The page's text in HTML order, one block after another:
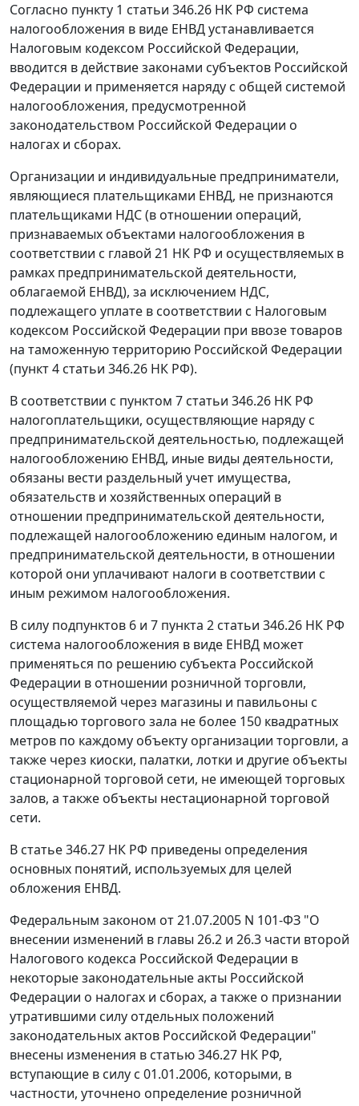
Согласно пункту 1 статьи 346.26 НК РФ система
налогообложения в виде ЕНВД устанавливается
Налоговым кодексом Российской Федерации,
вводится в действие законами субъектов Российской
Федерации и применяется наряду с общей системой
налогообложения, предусмотренной
законодательством Российской Федерации о
налогах и сборах.
Организации и индивидуальные предприниматели,
являющиеся плательщиками ЕНВД, не признаются
плательщиками НДС (в отношении операций,
признаваемых объектами налогообложения в
соответствии с главой 21 НК РФ и осуществляемых в
рамках предпринимательской деятельности,
облагаемой ЕНВД), за исключением НДС,
подлежащего уплате в соответствии с Налоговым
кодексом Российской Федерации при ввозе товаров
на таможенную территорию Российской Федерации
(пункт 4 статьи 346.26 НК РФ).
В соответствии с пунктом 7 статьи 346.26 НК РФ
налогоплательщики, осуществляющие наряду с
предпринимательской деятельностью, подлежащей
налогообложению ЕНВД, иные виды деятельности,
обязаны вести раздельный учет имущества,
обязательств и хозяйственных операций в
отношении предпринимательской деятельности,
подлежащей налогообложению единым налогом, и
предпринимательской деятельности, в отношении
которой они уплачивают налоги в соответствии с
иным режимом налогообложения.
В силу подпунктов 6 и 7 пункта 2 статьи 346.26 НК РФ
система налогообложения в виде ЕНВД может
применяться по решению субъекта Российской
Федерации в отношении розничной торговли,
осуществляемой через магазины и павильоны с
площадью торгового зала не более 150 квадратных
метров по каждому объекту организации торговли, а
также через киоски, палатки, лотки и другие объекты
стационарной торговой сети, не имеющей торговых
залов, а также объекты нестационарной торговой
сети.
В статье 346.27 НК РФ приведены определения
основных понятий, используемых для целей
обложения ЕНВД.
Федеральным законом от 21.07.2005 N 101-ФЗ "О
внесении изменений в главы 26.2 и 26.3 части второй
Налогового кодекса Российской Федерации в
некоторые законодательные акты Российской
Федерации о налогах и сборах, а также о признании
утратившими силу отдельных положений
законодательных актов Российской Федерации"
внесены изменения в статью 346.27 НК РФ,
вступающие в силу с 01.01.2006, которыми, в
частности, уточнено определение розничной